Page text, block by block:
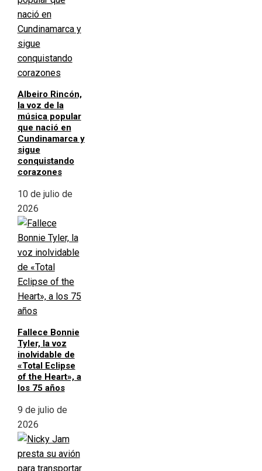
Albeiro Rincón,
la voz de la
música popular
que nació en
Cundinamarca y
sigue
conquistando
corazones
10 de julio de
2026
Fallece Bonnie
Tyler, la voz
inolvidable de
«Total Eclipse
of the Heart», a
los 75 años
9 de julio de
2026